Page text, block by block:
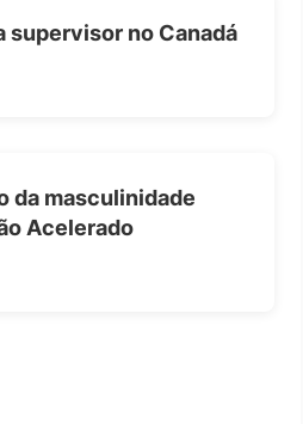
supervisor no Canadá
da masculinidade
Acelerado